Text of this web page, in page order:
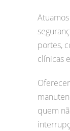
portes,
clínicas
quem